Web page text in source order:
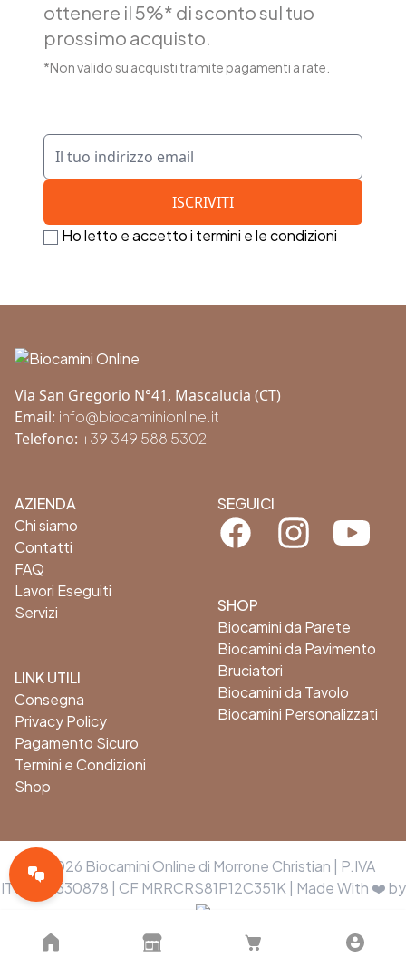
ottenere il 5%* di sconto sul tuo
prossimo acquisto.
*Non valido su acquisti tramite pagamenti a rate.
Ho letto e accetto i termini e le condizioni
Via San Gregorio N°41, Mascalucia (CT)
Email: info@biocaminionline.it
Telefono: +39 349 588 5302
AZIENDA
Chi siamo
Contatti
FAQ
Lavori Eseguiti
Servizi
LINK UTILI
Consegna
Privacy Policy
Pagamento Sicuro
Termini e Condizioni
Shop
SEGUICI
FacebookInstagramYoutube
SHOP
Biocamini da Parete
Biocamini da Pavimento
Bruciatori
Biocamini da Tavolo
Biocamini Personalizzati
© 2026 Biocamini Online di Morrone Christian | P.IVA
IT05178530878 | CF MRRCRS81P12C351K | Made With ❤️ by
Powered by MuzaOrbit Mappa del sito